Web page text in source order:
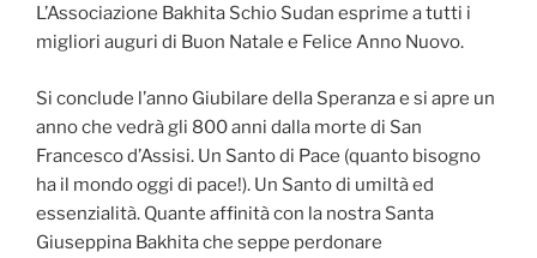
L’Associazione Bakhita Schio Sudan esprime a tutti i
migliori auguri di Buon Natale e Felice Anno Nuovo.
Si conclude l’anno Giubilare della Speranza e si apre un
anno che vedrà gli 800 anni dalla morte di San
Francesco d’Assisi. Un Santo di Pace (quanto bisogno
ha il mondo oggi di pace!). Un Santo di umiltà ed
essenzialità. Quante affinità con la nostra Santa
Giuseppina Bakhita che seppe perdonare